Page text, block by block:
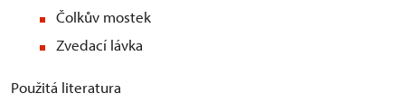
Čolkův mostek
Zvedací lávka
Použitá literatura